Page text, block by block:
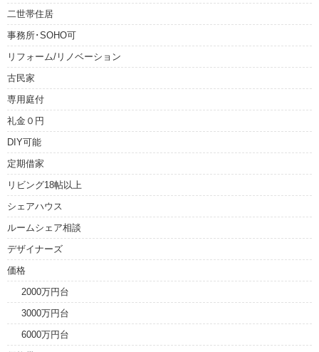
二世帯住居
事務所･SOHO可
リフォーム/リノベーション
古民家
専用庭付
礼金０円
DIY可能
定期借家
リビング18帖以上
シェアハウス
ルームシェア相談
デザイナーズ
価格
2000万円台
3000万円台
6000万円台